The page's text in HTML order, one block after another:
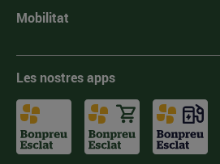
Mobilitat
Les nostres apps